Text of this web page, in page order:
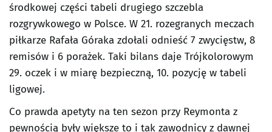
środkowej części tabeli drugiego szczebla
rozgrywkowego w Polsce. W 21. rozegranych meczach
piłkarze Rafała Góraka zdołali odnieść 7 zwycięstw, 8
remisów i 6 porażek. Taki bilans daje Trójkolorowym
29. oczek i w miarę bezpieczną, 10. pozycję w tabeli
ligowej.
Co prawda apetyty na ten sezon przy Reymonta z
pewnością były większe to i tak zawodnicy z dawnej